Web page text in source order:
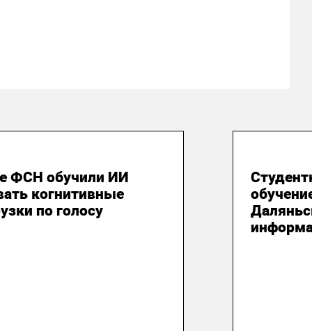
ФСН обучили ИИ
когнитивные
по голосу